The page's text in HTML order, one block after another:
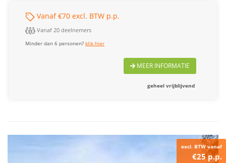
Vanaf €70 excl. BTW p.p.
Vanaf 20 deelnemers
Minder dan 6 personen?klik hier
MEER INFORMATIE
geheel vrijblijvend
excl. BTW vanaf
€25 p.p.